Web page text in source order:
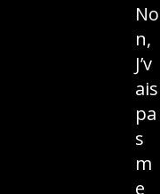
No
n,
J’v
ais
pa
s
m
e